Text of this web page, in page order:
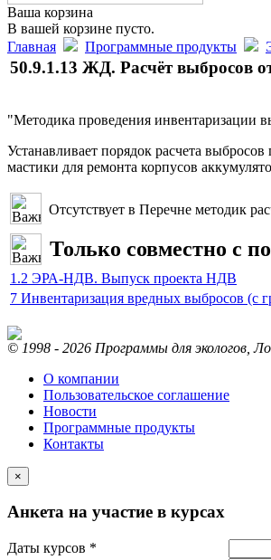
Ваша корзина
В вашей корзине пусто.
Главная
Программные продукты
50.9.1.13 ЖД. Расчёт выбросов
"Методика проведения инвентаризации
Устанавливает порядок расчета
мастики для ремонта корпусов
Отсутствует в Перечне методик
Только совместно с
1.2 ЭРА-НДВ. Выпуск проекта НДВ
7 Инвентаризация вредных выбросов (с
© 1998 - 2026 Программы для экологов,
О компании
Пользовательское соглашение
Новости
Программные продукты
Контакты
×
Анкета на участие в курсах
Даты курсов *